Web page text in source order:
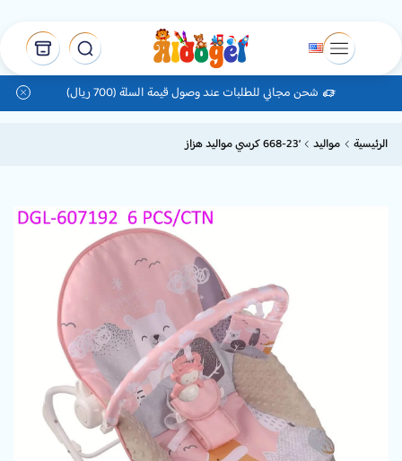
شحن مجاني للطلبات عند وصول قيمة السلة (700 ريال)
الرئيسية مواليد ‘668-23 كرسي مواليد هزاز